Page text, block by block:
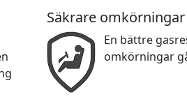
Säkrare omkörningar
En bättre
omkörningar